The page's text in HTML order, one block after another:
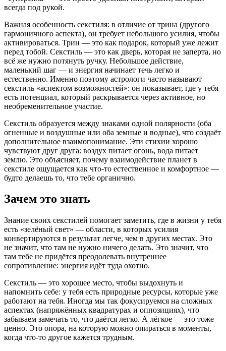
всегда под рукой.
Важная особенность секстиля: в отличие от трина (другого
гармоничного аспекта), он требует небольшого усилия, чтобы
активироваться. Трин — это как подарок, который уже лежит
перед тобой. Секстиль — это как дверь, которая не заперта, но
всё же нужно потянуть ручку. Небольшое действие,
маленький шаг — и энергия начинает течь легко и
естественно. Именно поэтому астрологи часто называют
секстиль «аспектом возможностей»: он показывает, где у тебя
есть потенциал, который раскрывается через активное, но
необременительное участие.
Секстиль образуется между знаками одной полярности (оба
огненные и воздушные или оба земные и водные), что создаёт
дополнительное взаимопонимание. Эти стихии хорошо
чувствуют друг друга: воздух питает огонь, вода питает
землю. Это объясняет, почему взаимодействие планет в
секстиле ощущается как что-то естественное и комфортное —
будто делаешь то, что тебе органично.
Зачем это знать
Знание своих секстилей помогает заметить, где в жизни у тебя
есть «зелёный свет» — области, в которых усилия
конвертируются в результат легче, чем в других местах. Это
не значит, что там не нужно ничего делать. Это значит, что
там тебе не придётся преодолевать внутреннее
сопротивление: энергия идёт туда охотно.
Секстиль — это хорошее место, чтобы выдохнуть и
напомнить себе: у тебя есть природные ресурсы, которые уже
работают на тебя. Иногда мы так фокусируемся на сложных
аспектах (напряжённых квадратурах и оппозициях), что
забываем замечать то, что даётся легко. А лёгкое — это тоже
ценно. Это опора, на которую можно опираться в моменты,
когда что-то другое кажется трудным.